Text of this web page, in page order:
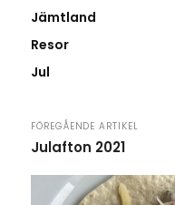
Jämtland
Resor
Jul
FÖREGÅENDE ARTIKEL
Julafton 2021